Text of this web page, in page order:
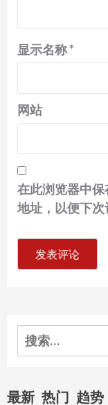
显示名称*
网站
在此浏览器中
地址，以便下次
搜
索：
最新 热门 趋势